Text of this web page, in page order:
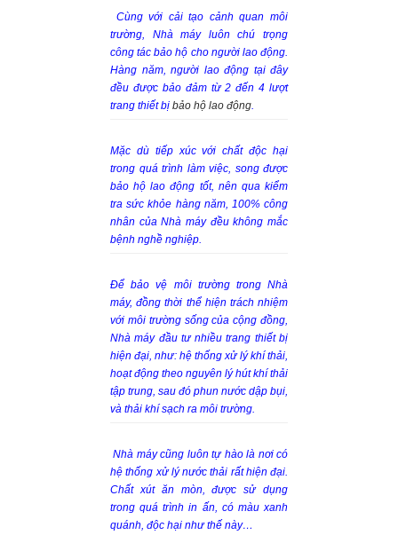
Cùng với cải tạo cảnh quan môi
trường, Nhà máy luôn chú trọng
công tác bảo hộ cho người lao động.
Hàng năm, người lao động tại đây
đều được bảo đảm từ 2 đến 4 lượt
trang thiết bị bảo hộ lao động.
Mặc dù tiếp xúc với chất độc hại
trong quá trình làm việc, song được
bảo hộ lao động tốt, nên qua kiểm
tra sức khỏe hàng năm, 100% công
nhân của Nhà máy đều không mắc
bệnh nghề nghiệp.
Để bảo vệ môi trường trong Nhà
máy, đồng thời thể hiện trách nhiệm
với môi trường sống của cộng đồng,
Nhà máy đầu tư nhiều trang thiết bị
hiện đại, như: hệ thống xử lý khí thải,
hoạt động theo nguyên lý hút khí thải
tập trung, sau đó phun nước dập bụi,
và thải khí sạch ra môi trường.
Nhà máy cũng luôn tự hào là nơi có
hệ thống xử lý nước thải rất hiện đại.
Chất xút ăn mòn, được sử dụng
trong quá trình in ấn, có màu xanh
quánh, độc hại như thế này…